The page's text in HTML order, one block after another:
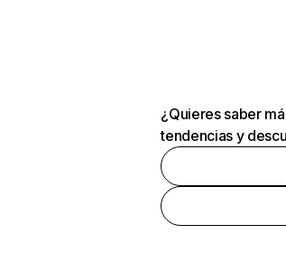
¿Quieres saber
tendencias y